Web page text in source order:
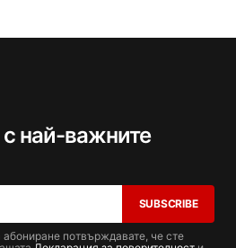
най-важните
SUBSCRIBE
абониране потвърждавате, че сте